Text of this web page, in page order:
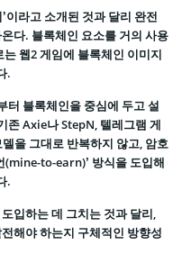
이라고 소개된 것과 달리 완전
다. 블록체인 요소를 거의 사용
웹2 게임에 블록체인 이미지
.
터 블록체인을 중심에 두고 설
존 Axie나 StepN, 텔레그램 게
을 그대로 반복하지 않고, 암호
(mine-to-earn)’ 방식을 도입해
.
입하는 데 그치는 것과 달리,
해야 하는지 구체적인 방향성